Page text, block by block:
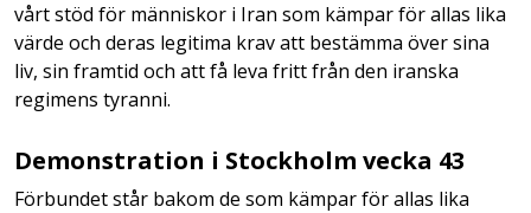
vårt stöd för människor i Iran som kämpar för allas lika
värde och deras legitima krav att bestämma över sina
liv, sin framtid och att få leva fritt från den iranska
regimens tyranni.
Demonstration i Stockholm vecka 43
Förbundet står bakom de som kämpar för allas lika